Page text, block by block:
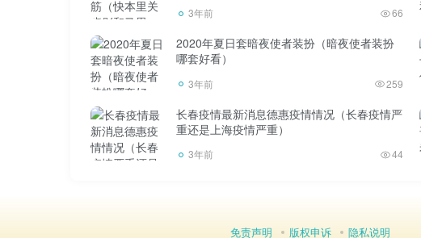
东航宗旨精神
在用来做衣服的面料中，棉织物是最难燃烧的，所以
化纤制品遇火迅速融化，粘在皮肤上灼伤，无法脱
3年前 66
2020年夏日套暗夜使者装扮（暗夜使者装扮
哪套好看）
3年前 259
长春疫情最新消息德惠疫情情况（长春疫情严
重还是上海疫情严重）
3年前 44
免责声明 版权申诉 隐私说明